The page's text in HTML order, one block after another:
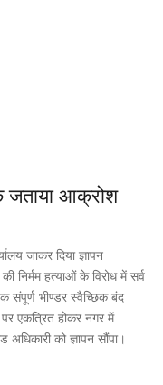
जताया आक्रोश
जाकर दिया ज्ञापन
हत्याओं के विरोध में सर्व
संपूर्ण भीण्डर स्वैच्छिक बंद
एकत्रित होकर नगर में
को ज्ञापन सौंपा।